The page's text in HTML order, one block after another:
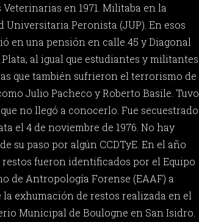
Veterinarias en 1971. Militaba en la
Universitaria Peronista (JUP). En esos
en una pensión en calle 45 y Diagonal
Plata, al igual que estudiantes y militantes
que también sufrieron el terrorismo de
Julio Pacheco y Roberto Basile. Tuvo
no llegó a conocerlo. Fue secuestrado
el 4 de noviembre de 1976. No hay
su paso por algún CCDTyE. En el año
restos fueron identificados por el Equipo
de Antropología Forense (EAAF) a
exhumación de restos realizada en el
Municipal de Boulogne en San Isidro.